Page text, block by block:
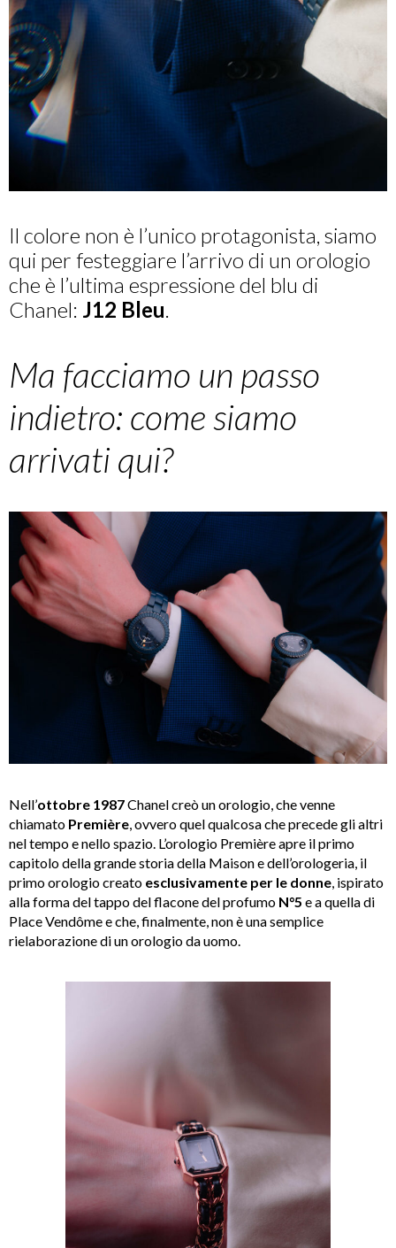
Il colore non è l’unico protagonista, siamo
qui per festeggiare l’arrivo di un orologio
che è l’ultima espressione del blu di
Chanel: J12 Bleu
Ma facciamo un passo
indietro: come siamo
arrivati qui?
Nell’ottobre 1987Chanel creò un orologio, che venne
chiamato Première, ovvero quel qualcosa che precede gli altri
nel tempo e nello spazio. L’orologio Première apre il primo
capitolo della grande storia della Maison e dell’orologeria, il
primo orologio creato esclusivamente per le donne, ispirato
alla forma del tappo del flacone del profumo N°5 e a quella di
Place Vendôme e che, finalmente, non è una semplice
rielaborazione di un orologio da uomo.